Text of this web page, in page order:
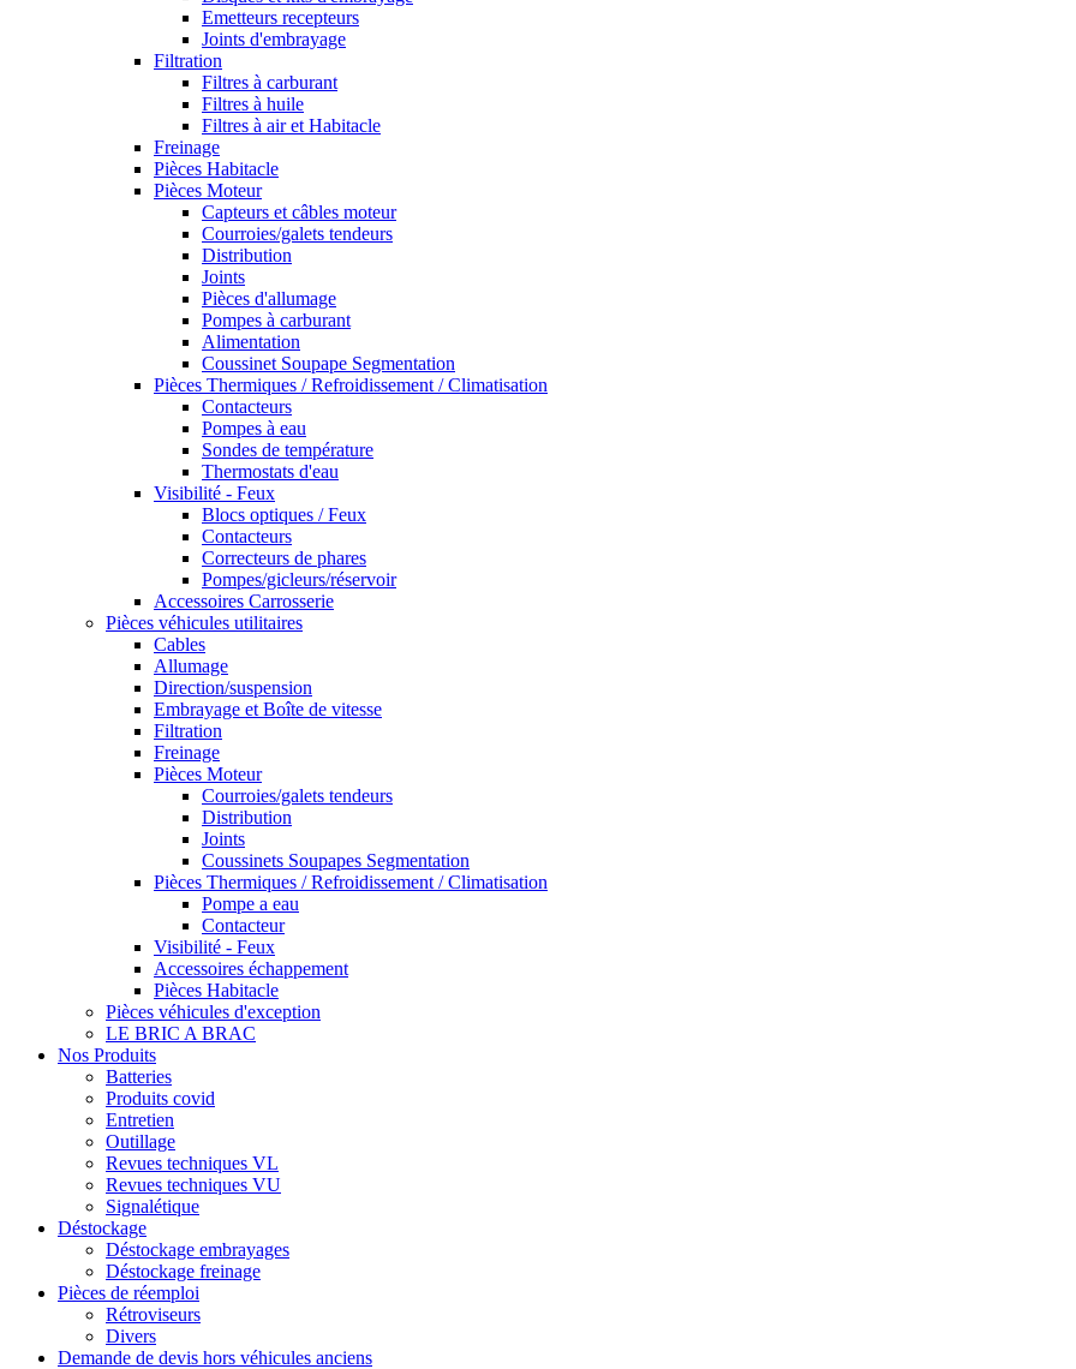
Emetteurs recepteurs
Joints d'embrayage
Filtration
Filtres à carburant
Filtres à huile
Filtres à air et Habitacle
Freinage
Pièces Habitacle
Pièces Moteur
Capteurs et câbles moteur
Courroies/galets tendeurs
Distribution
Joints
Pièces d'allumage
Pompes à carburant
Alimentation
Coussinet Soupape Segmentation
Pièces Thermiques / Refroidissement / Climatisation
Contacteurs
Pompes à eau
Sondes de température
Thermostats d'eau
Visibilité - Feux
Blocs optiques / Feux
Contacteurs
Correcteurs de phares
Pompes/gicleurs/réservoir
Accessoires Carrosserie
Pièces véhicules utilitaires
Cables
Allumage
Direction/suspension
Embrayage et Boîte de vitesse
Filtration
Freinage
Pièces Moteur
Courroies/galets tendeurs
Distribution
Joints
Coussinets Soupapes Segmentation
Pièces Thermiques / Refroidissement / Climatisation
Pompe a eau
Contacteur
Visibilité - Feux
Accessoires échappement
Pièces Habitacle
Pièces véhicules d'exception
LE BRIC A BRAC
Nos Produits
Batteries
Produits covid
Entretien
Outillage
Revues techniques VL
Revues techniques VU
Signalétique
Déstockage
Déstockage embrayages
Déstockage freinage
Pièces de réemploi
Rétroviseurs
Divers
Demande de devis hors véhicules anciens